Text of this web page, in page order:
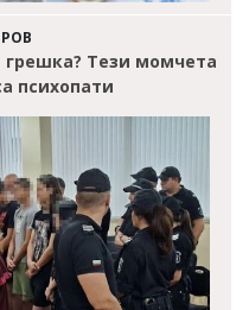
грешка? Тези момчета
психопати